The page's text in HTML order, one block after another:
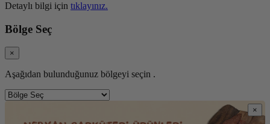
Detaylı bilgi için tıklayınız.
Bölge Seç
×
Aşağıdan bulunduğunuz bölgeyi seçin .
×